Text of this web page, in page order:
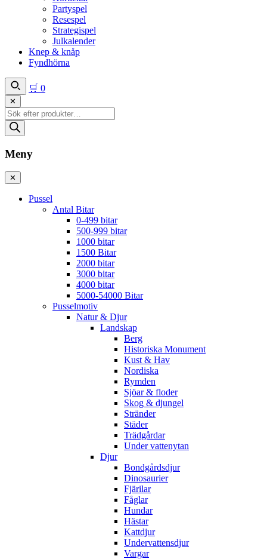
Partyspel
Resespel
Strategispel
Julkalender
Knep & knåp
Fyndhörna
🛒 0
✕
Produktsökning
Meny
✕
Pussel
Antal Bitar
0-499 bitar
500-999 bitar
1000 bitar
1500 Bitar
2000 bitar
3000 bitar
4000 bitar
5000-54000 Bitar
Pusselmotiv
Natur & Djur
Landskap
Berg
Historiska Monument
Kust & Hav
Nordiska
Rymden
Sjöar & floder
Skog & djungel
Stränder
Städer
Trädgårdar
Under vattenytan
Djur
Bondgårdsdjur
Dinosaurier
Fjärilar
Fåglar
Hundar
Hästar
Kattdjur
Undervattensdjur
Vargar